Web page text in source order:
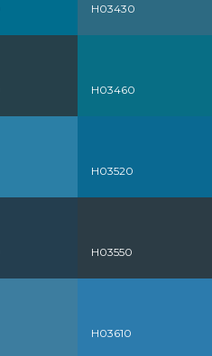
H03430
H03460
H03520
H03550
H03610